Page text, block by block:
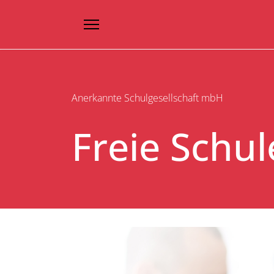
Anerkannte Schulgesellschaft mbH
Freie